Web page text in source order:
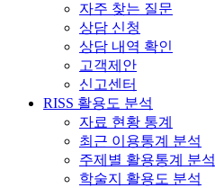
자주 찾는 질문
상담 신청
상담 내역 확인
고객제안
신고센터
RISS 활용도 분석
자료 현황 통계
최근 이용통계 분석
주제별 활용통계 분석
학술지 활용도 분석